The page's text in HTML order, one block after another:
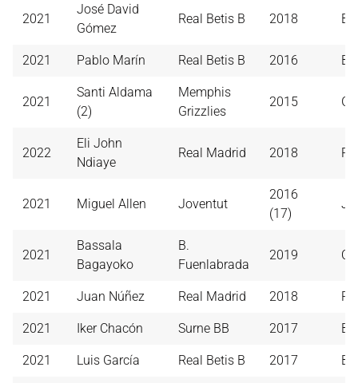
2021
José David
Gómez
Real Betis B 2018 B.
2021 Pablo Marín Real Betis B 2016 B.
2021
Santi Aldama
(2)
Memphis
Grizzlies
2015
2022
Eli John
Ndiaye
Real Madrid 2018
2021 Miguel Allen Joventut
2016
(17)
2021
Bassala
Bagayoko
B.
Fuenlabrada
2019
2021 Juan Núñez Real Madrid 2018
2021 Iker Chacón Surne BB 2017
2021 Luis García Real Betis B 2017 B.